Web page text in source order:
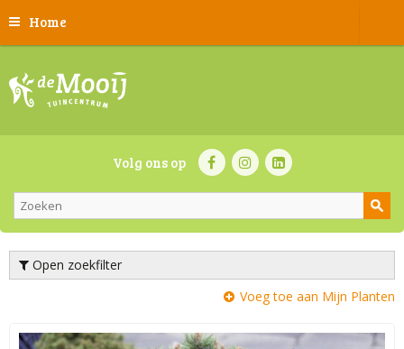
Home
Volg ons op
Open zoekfilter
Voeg toe aan Mijn Planten